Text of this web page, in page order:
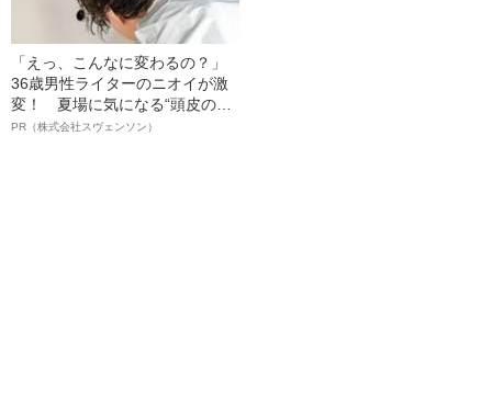
「えっ、こんなに変わるの？」
36歳男性ライターのニオイが激
変！ 夏場に気になる“頭皮のニ
オイ”や“ベタつき”を解消す
PR（株式会社スヴェンソン）